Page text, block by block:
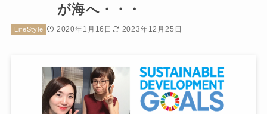
が海へ・・・
LifeStyle 2020年1月16日 2023年12月25日